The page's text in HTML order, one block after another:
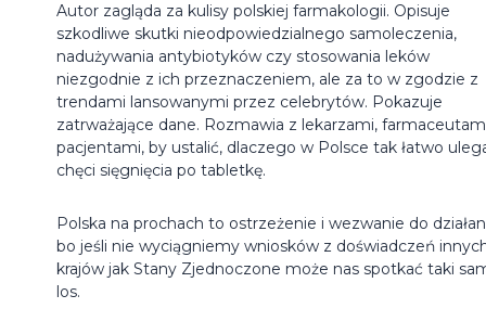
Autor zagląda za kulisy polskiej farmakologii. Opisuje
szkodliwe skutki nieodpowiedzialnego samoleczenia,
nadużywania antybiotyków czy stosowania leków
niezgodnie z ich przeznaczeniem, ale za to w zgodzie z
trendami lansowanymi przez celebrytów. Pokazuje
zatrważające dane. Rozmawia z lekarzami,
pacjentami, by ustalić, dlaczego w Polsce tak łatwo
chęci sięgnięcia po tabletkę.
Polska na prochach to ostrzeżenie i wezwanie do
bo jeśli nie wyciągniemy wniosków z doświadczeń
krajów jak Stany Zjednoczone może nas spotkać taki
los.